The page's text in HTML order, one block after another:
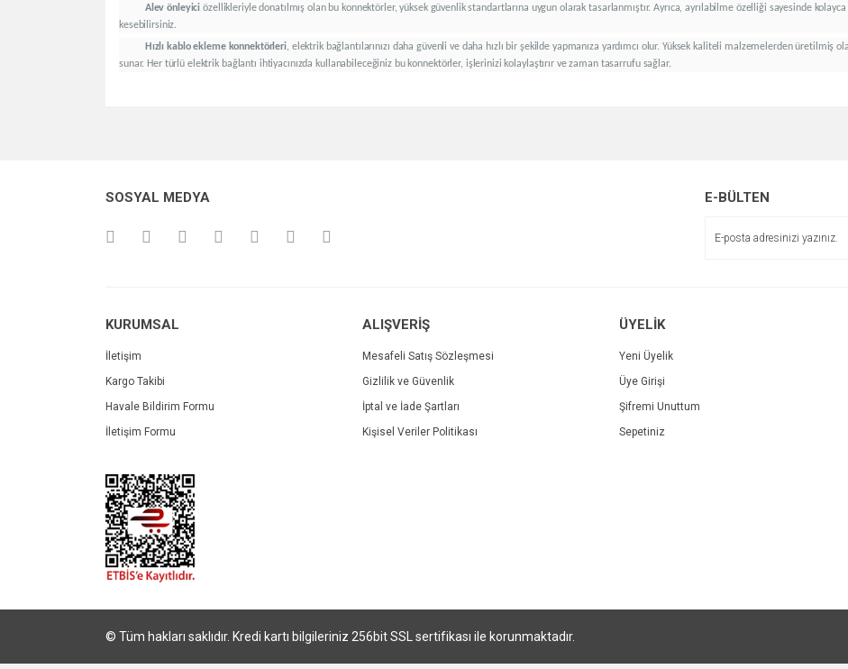
Alev önleyici özellikleriyle donatılmış olan bu konnektörler, yüksek güvenlik standartlarına uygun olarak tasarlanmıştır. Ayrıca, ayrılabilme özelliği sayesinde
kesebilirsiniz.
Hızlı kablo ekleme konnektörleri, elektrik bağlantılarınızı daha güvenli ve daha hızlı bir şekilde yapmanıza yardımcı olur. Yüksek kaliteli malzemelerden
sunar. Her türlü elektrik bağlantı ihtiyacınızda kullanabileceğiniz bu konnektörler, işlerinizi kolaylaştırır ve zaman tasarrufu sağlar.
Ürün açıklamasında eksik bilgiler bulunuyor.
SOSYAL MEDYA E-BÜLTEN
KURUMSAL
İletişim
Kargo Takibi
Havale Bildirim Formu
İletişim Formu
ALIŞVERİŞ
Mesafeli Satış Sözleşmesi
Gizlilik ve Güvenlik
İptal ve İade Şartları
Kişisel Veriler Politikası
ÜYELİK
Yeni Üyelik
Üye Girişi
Şifremi Unuttum
Sepetiniz
© Tüm hakları saklıdır. Kredi kartı bilgileriniz 256bit SSL sertifikası ile korunmaktadır.